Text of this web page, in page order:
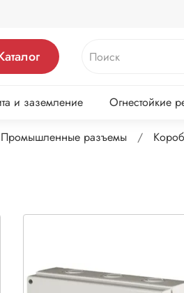
и заземление Огнестойкие
Промышленные разъемы